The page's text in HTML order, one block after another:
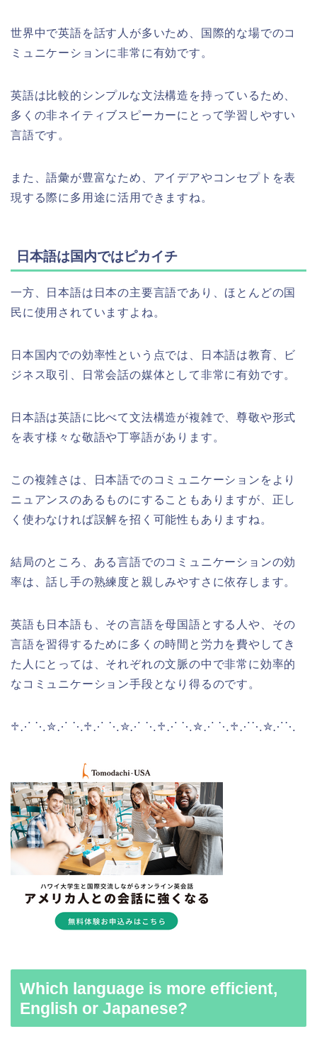
世界中で英語を話す人が多いため、国際的な場でのコ
ミュニケーションに非常に有効です。
英語は比較的シンプルな文法構造を持っているため、
多くの非ネイティブスピーカーにとって学習しやすい
言語です。
また、語彙が豊富なため、アイデアやコンセプトを表
現する際に多用途に活用できますね。
日本語は国内ではピカイチ
一方、日本語は日本の主要言語であり、ほとんどの国
民に使用されていますよね。
日本国内での効率性という点では、日本語は教育、ビ
ジネス取引、日常会話の媒体として非常に有効です。
日本語は英語に比べて文法構造が複雑で、尊敬や形式
を表す様々な敬語や丁寧語があります。
この複雑さは、日本語でのコミュニケーションをより
ニュアンスのあるものにすることもありますが、正し
く使わなければ誤解を招く可能性もありますね。
結局のところ、ある言語でのコミュニケーションの効
率は、話し手の熟練度と親しみやすさに依存します。
英語も日本語も、その言語を母国語とする人や、その
言語を習得するために多くの時間と労力を費やしてき
た人にとっては、それぞれの文脈の中で非常に効率的
なコミュニケーション手段となり得るのです。
♱⋰ ⋱✮⋰ ⋱♱⋰ ⋱✮⋰ ⋱♱⋰ ⋱✮⋰ ⋱♱⋰⋱✮⋰⋱
Which language is more efficient,
English or Japanese?